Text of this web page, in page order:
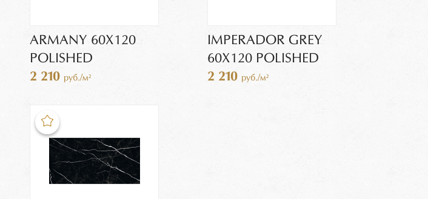
ARMANY 60X120
POLISHED
2 210 руб./м²
IMPERADOR GREY
60X120 POLISHED
2 210 руб./м²